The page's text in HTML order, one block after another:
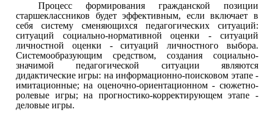
Процесс формирования гражданской позиции
старшеклассников будет эффективным, если включает в
себя систему сменяющихся педагогических ситуаций:
ситуаций социально-нормативной оценки - ситуаций
личностной оценки - ситуаций личностного выбора.
Системообразующим средством, создания социально-
значимой педагогической ситуации являются
дидактические игры: на информационно-поисковом этапе -
имитационные; на оценочно-ориентационном - сюжетно-
ролевые игры; на прогностико-корректирующем этапе -
деловые игры.